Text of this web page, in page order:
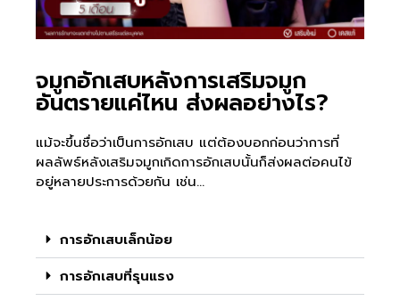
จมูกอักเสบหลังการเสริมจมูก
อันตรายแค่ไหน ส่งผลอย่างไร?
แม้จะขึ้นชื่อว่าเป็นการอักเสบ แต่ต้องบอกก่อนว่าการที่
ผลลัพธ์หลังเสริมจมูกเกิดการอักเสบนั้นก็ส่งผลต่อคนไข้
อยู่หลายประการด้วยกัน เช่น…
การอักเสบเล็กน้อย
การอักเสบที่รุนแรง